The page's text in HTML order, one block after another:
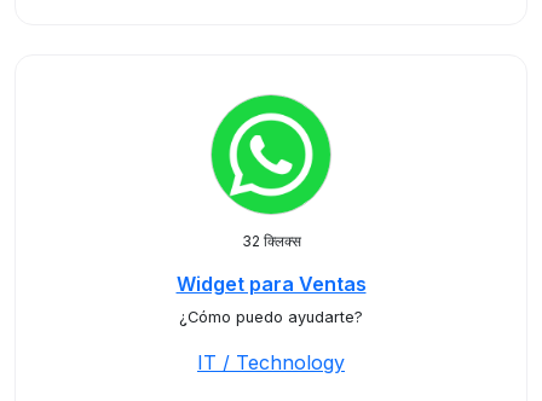
32 क्लिक्स
Widget para Ventas
¿Cómo puedo ayudarte?
IT / Technology